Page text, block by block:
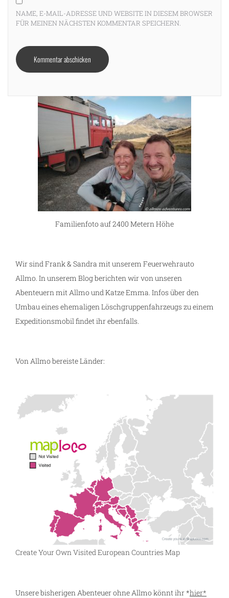
NAME, E-MAIL-ADRESSE UND WEBSITE IN DIESEM BROWSER
FÜR MEINEN NÄCHSTEN KOMMENTAR SPEICHERN.
Familienfoto auf 2400 Metern Höhe
Wir sind Frank & Sandra mit unserem Feuerwehrauto
Allmo. In unserem Blog berichten wir von unseren
Abenteuern mit Allmo und Katze Emma. Infos über den
Umbau eines ehemaligen Löschgruppenfahrzeugs zu einem
Expeditionsmobil findet ihr ebenfalls.
Von Allmo bereiste Länder:
Create Your Own Visited European Countries Map
Unsere bisherigen Abenteuer ohne Allmo könnt ihr *hier*